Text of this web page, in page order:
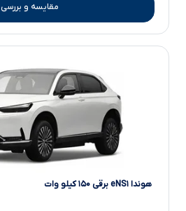
مقایسه و بررسی
هوندا eNS۱ برقی ۱۵۰ کیلو وات